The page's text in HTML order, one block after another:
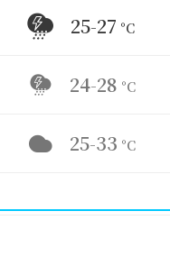
25-27 °C
24-28 °C
25-33 °C